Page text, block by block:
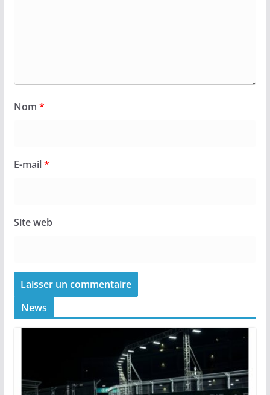
Nom *
E-mail*
Site web
News